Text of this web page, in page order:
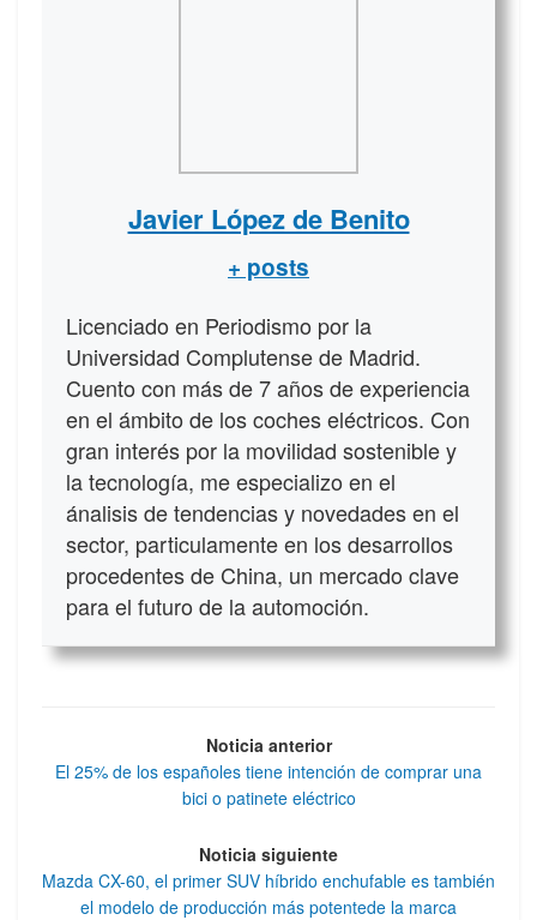
Javier López de Benito
+ posts
Licenciado en Periodismo por la
Universidad Complutense de Madrid.
Cuento con más de 7 años de experiencia
en el ámbito de los coches eléctricos. Con
gran interés por la movilidad sostenible y
la tecnología, me especializo en el
ánalisis de tendencias y novedades en el
sector, particulamente en los desarrollos
procedentes de China, un mercado clave
para el futuro de la automoción.
Noticia anterior
El 25% de los españoles tiene intención de comprar una
bici o patinete eléctrico
Noticia siguiente
Mazda CX-60, el primer SUV híbrido enchufable es también
el modelo de producción más potentede la marca